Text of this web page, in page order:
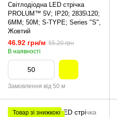
Світлодіодна LED стрічка
PROLUM™ 5V; IP20; 2835\120;
6ММ; 50M; S-TYPE; Series "S",
Жовтий
46.92 грн/м 55.20 грн
В наявності
Замовлення від 50 м
Товар зі знижкою